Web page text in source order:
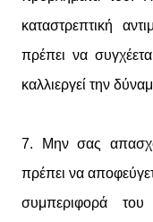
καταστρεπτική
πρέπει να
καλλιεργεί την
7. Μην σας
πρέπει να
συμπεριφορά